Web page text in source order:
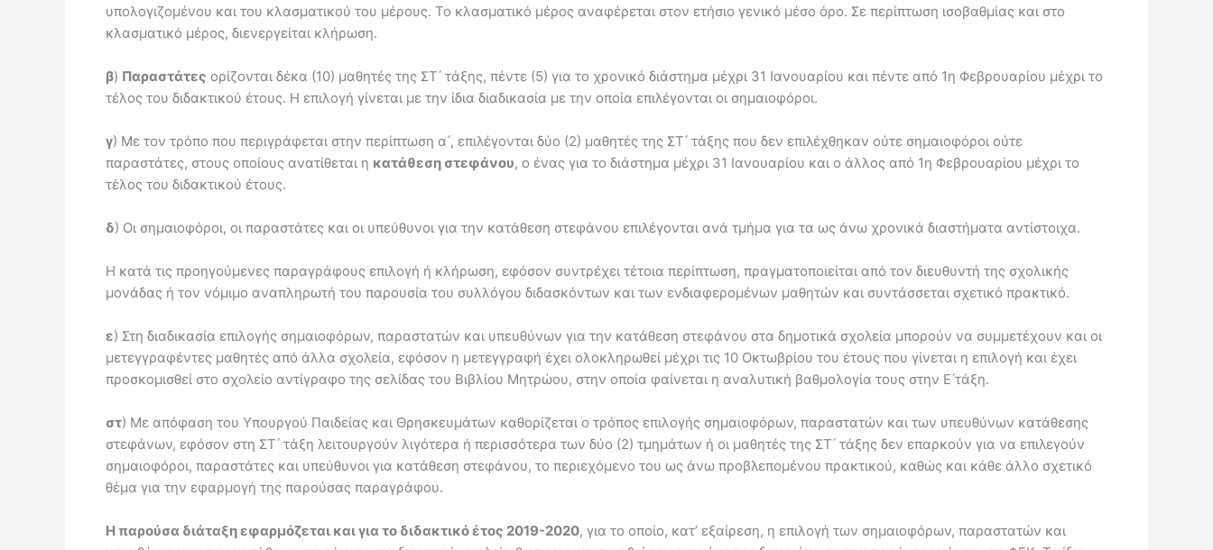
υπολογιζομένου και του κλασματικού του μέρους. Το κλασματικό μέρος αναφέρεται στον ετήσιο γενικό μέσο όρο. Σε περίπτωση ισοβαθμίας και στο
κλασματικό μέρος, διενεργείται κλήρωση.
β) Παραστάτες ορίζονται δέκα (10) μαθητές της ΣΤ ́ τάξης, πέντε (5) για το χρονικό διάστημα μέχρι 31 Ιανουαρίου και πέντε από 1η Φεβρουαρίου μέχρι το
τέλος του διδακτικού έτους. Η επιλογή γίνεται με την ίδια διαδικασία με την οποία επιλέγονται οι σημαιοφόροι.
γ) Με τον τρόπο που περιγράφεται στην περίπτωση α ́, επιλέγονται δύο (2) μαθητές της ΣΤ ́ τάξης που δεν επιλέχθηκαν ούτε σημαιοφόροι ούτε
παραστάτες, στους οποίους ανατίθεται η κατάθεση στεφάνου, ο ένας για το διάστημα μέχρι 31 Ιανουαρίου και ο άλλος από 1η Φεβρουαρίου μέχρι το
τέλος του διδακτικού έτους.
δ) Οι σημαιοφόροι, οι παραστάτες και οι υπεύθυνοι για την κατάθεση στεφάνου επιλέγονται ανά τμήμα για τα ως άνω χρονικά διαστήματα αντίστοιχα.
Η κατά τις προηγούμενες παραγράφους επιλογή ή κλήρωση, εφόσον συντρέχει τέτοια περίπτωση, πραγματοποιείται από τον διευθυντή της σχολικής
μονάδας ή τον νόμιμο αναπληρωτή του παρουσία του συλλόγου διδασκόντων και των ενδιαφερομένων μαθητών και συντάσσεται σχετικό πρακτικό.
ε) Στη διαδικασία επιλογής σημαιοφόρων, παραστατών και υπευθύνων για την κατάθεση στεφάνου στα δημοτικά σχολεία μπορούν να συμμετέχουν και οι
μετεγγραφέντες μαθητές από άλλα σχολεία, εφόσον η μετεγγραφή έχει ολοκληρωθεί μέχρι τις 10 Οκτωβρίου του έτους που γίνεται η επιλογή και έχει
προσκομισθεί στο σχολείο αντίγραφο της σελίδας του Βιβλίου Μητρώου, στην οποία φαίνεται η αναλυτική βαθμολογία τους στην Ε ́τάξη.
στ) Με απόφαση του Υπουργού Παιδείας και Θρησκευμάτων καθορίζεται ο τρόπος επιλογής σημαιοφόρων, παραστατών και των υπευθύνων κατάθεσης
στεφάνων, εφόσον στη ΣΤ ́ τάξη λειτουργούν λιγότερα ή περισσότερα των δύο (2) τμημάτων ή οι μαθητές της ΣT ́ τάξης δεν επαρκούν για να επιλεγούν
σημαιοφόροι, παραστάτες και υπεύθυνοι για κατάθεση στεφάνου, το περιεχόμενο του ως άνω προβλεπομένου πρακτικού, καθώς και κάθε άλλο σχετικό
θέμα για την εφαρμογή της παρούσας παραγράφου.
Η παρούσα διάταξη εφαρμόζεται και για το διδακτικό έτος 2019-2020, για το οποίο, κατ’ εξαίρεση, η επιλογή των σημαιοφόρων, παραστατών και